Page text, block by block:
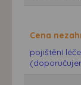
Cena
pojištění